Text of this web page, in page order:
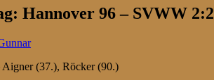
Hannover 96 – SVWW 2:2
(37.), Röcker (90.)